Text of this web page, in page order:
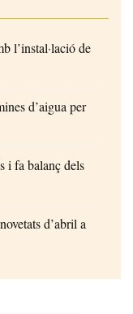
l’instal·lació de
d’aigua per
i fa balanç dels
d’abril a